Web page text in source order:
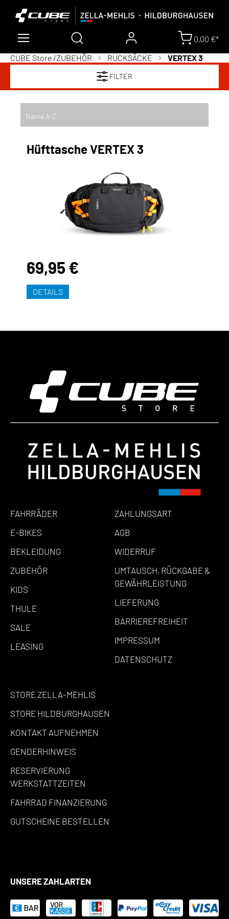
0,00 €*
CUBE Store /ZUBEHÖR RUCKSÄCKE VERTEX 3
FILTER
Hüfttasche VERTEX 3
69,95 €
DETAILS
FAHRRÄDER
E-BIKES
BEKLEIDUNG
ZUBEHÖR
KIDS
THULE
SALE
LEASING
ZAHLUNGSART
AGB
WIDERRUF
UMTAUSCH, RÜCKGABE &
GEWÄHRLEISTUNG
LIEFERUNG
BARRIEREFREIHEIT
IMPRESSUM
DATENSCHUTZ
STORE ZELLA-MEHLIS
STORE HILDBURGHAUSEN
KONTAKT AUFNEHMEN
GENDERHINWEIS
RESERVIERUNG
WERKSTATTZEITEN
FAHRRAD FINANZIERUNG
GUTSCHEINE BESTELLEN
UNSERE ZAHLARTEN